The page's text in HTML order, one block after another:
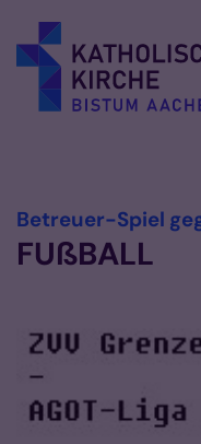
Betreuer-Spiel
FUßBALL